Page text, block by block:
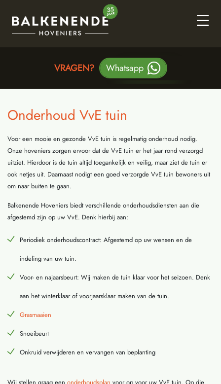
VRAGEN? Whatsapp
DIRECT CONTACT? 06 86 86 19 90
VRAGEN? Whatsapp
DIRECT CONTACT? 06 86 86 19 90
Onderhoud VvE tuin
Voor een mooie en gezonde VvE tuin is regelmatig onderhoud nodig.
Onze hoveniers zorgen ervoor dat de VvE tuin er het jaar rond verzorgd
uitziet. Hierdoor is de tuin altijd toegankelijk en veilig, maar ziet de tuin er
ook netjes uit. Daarnaast nodigt een goed verzorgde VvE tuin bewoners uit
om naar buiten te gaan.
Balkenende Hoveniers biedt verschillende onderhoudsdiensten aan die
afgestemd zijn op uw VvE. Denk hierbij aan:
Periodiek onderhoudscontract: Afgestemd op uw wensen en de
indeling van uw tuin.
Voor- en najaarsbeurt: Wij maken de tuin klaar voor het seizoen. Denk
aan het winterklaar of voorjaarsklaar maken van de tuin.
Grasmaaien
Snoeibeurt
Onkruid verwijderen en vervangen van beplanting